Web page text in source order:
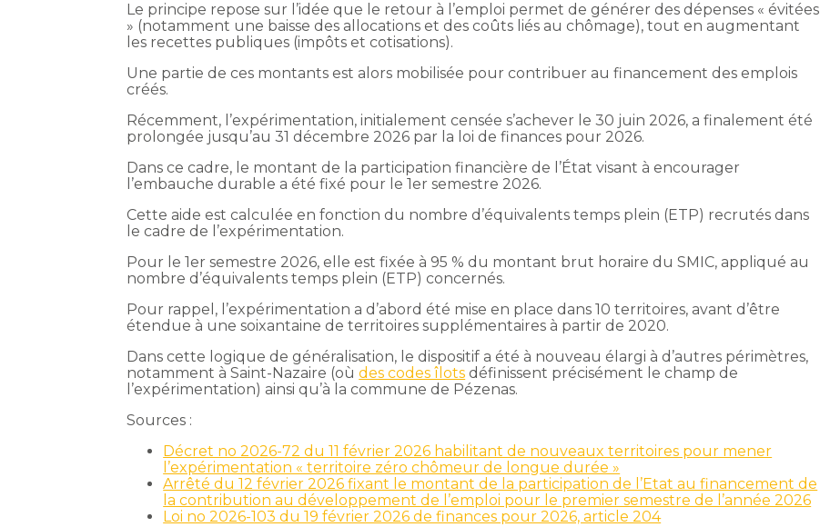
Le principe repose sur l’idée que le retour à l’emploi permet de générer des dépenses « évitées
» (notamment une baisse des allocations et des coûts liés au chômage), tout en augmentant
les recettes publiques (impôts et cotisations).
Une partie de ces montants est alors mobilisée pour contribuer au financement des emplois
créés.
Récemment, l’expérimentation, initialement censée s’achever le 30 juin 2026, a finalement été
prolongée jusqu’au 31 décembre 2026 par la loi de finances pour 2026.
Dans ce cadre, le montant de la participation financière de l’État visant à encourager
l’embauche durable a été fixé pour le 1er semestre 2026.
Cette aide est calculée en fonction du nombre d’équivalents temps plein (ETP) recrutés dans
le cadre de l’expérimentation.
Pour le 1er semestre 2026, elle est fixée à 95 % du montant brut horaire du SMIC, appliqué au
nombre d’équivalents temps plein (ETP) concernés.
Pour rappel, l’expérimentation a d’abord été mise en place dans 10 territoires, avant d’être
étendue à une soixantaine de territoires supplémentaires à partir de 2020.
Dans cette logique de généralisation, le dispositif a été à nouveau élargi à d’autres périmètres,
notamment à Saint-Nazaire (oùdes codes îlots définissent précisément le champ de
l’expérimentation) ainsi qu’à la commune de Pézenas.
Sources :
Décret no 2026-72 du 11 février 2026 habilitant de nouveaux territoires pour mener
l’expérimentation « territoire zéro chômeur de longue durée »
Arrêté du 12 février 2026 fixant le montant de la participation de l’Etat au financement de
la contribution au développement de l’emploi pour le premier semestre de l’année 2026
Loi no 2026-103 du 19 février 2026 de finances pour 2026, article 204